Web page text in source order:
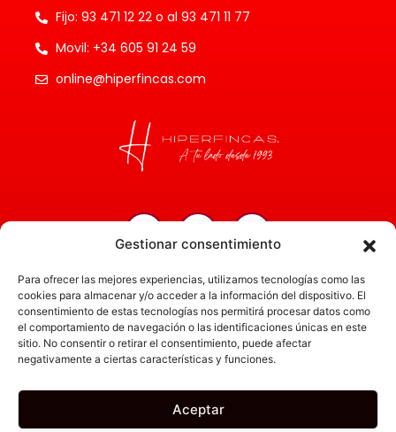
Gestionar consentimiento
Para ofrecer las mejores experiencias, utilizamos tecnologías como las
cookies para almacenar y/o acceder a la información del dispositivo. El
consentimiento de estas tecnologías nos permitirá procesar datos como
el comportamiento de navegación o las identificaciones únicas en este
sitio. No consentir o retirar el consentimiento, puede afectar
negativamente a ciertas características y funciones.
Aceptar
Fijo: 93 471 12 22 o al 93 471 11 77
Movil: +34 605 91 24 59
online@hiperfincas.com
Servicios
Administración
Actualidad
Empresa